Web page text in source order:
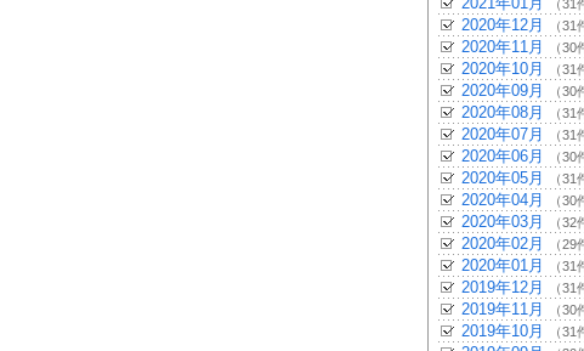
（31
2020年12月 （31
2020年11月 （30
2020年10月 （31
2020年09月 （30
2020年08月 （31
2020年07月 （31
2020年06月 （30
2020年05月 （31
2020年04月 （30
2020年03月 （32
2020年02月 （29
2020年01月 （31
2019年12月 （31
2019年11月 （30
2019年10月 （31